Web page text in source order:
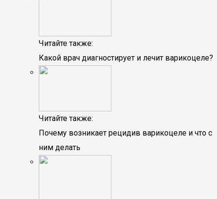
Читайте также:
Какой врач диагностирует и лечит варикоцеле?
Читайте также:
Почему возникает рецидив варикоцеле и что с
ним делать